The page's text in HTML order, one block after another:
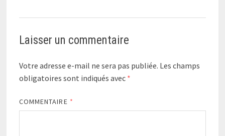
Laisser un commentaire
Votre adresse e-mail ne sera pas publiée. Les champs
obligatoires sont indiqués avec *
COMMENTAIRE *